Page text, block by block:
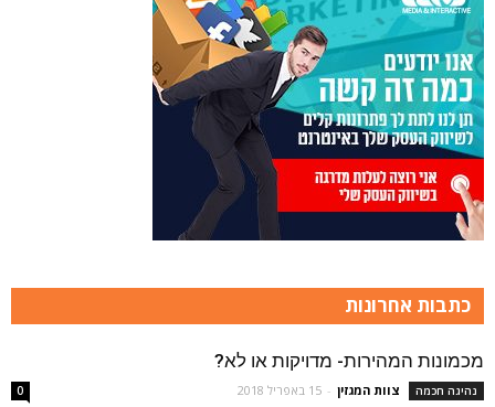
כתבות אחרונות
מכמונות המהירות- מדויקות או לא?
נהיגה חכמה צוות המגזין - 15 באפריל 2018 0